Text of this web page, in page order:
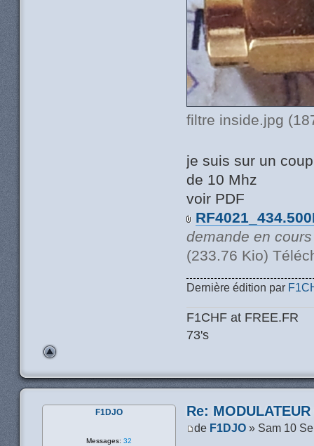
filtre inside.jpg
je suis sur un
de 10 Mhz
voir PDF
demande en
(233.76 Kio)
Dernière édition par
F1CHF at FREE.FR
73's
Re:
de F1DJO » Sam 10
F1DJO
Messages: 32